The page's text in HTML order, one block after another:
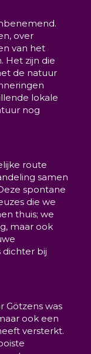
over
van het
Het zijn die
de natuur
lokale
nog
route
samen
spontane
die we
thuis; we
maar ook
dichter bij
Götzens was
ook een
versterkt.